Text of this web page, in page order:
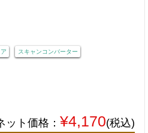
スキャンコンバーター
ット価格： ¥4,170(税込)